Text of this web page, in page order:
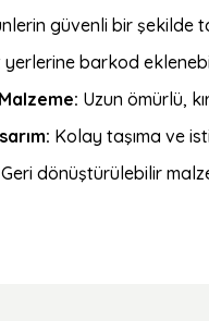
güvenli bir şekilde
yerlerine barkod
Uzun ömürlü,
Kolay taşıma ve
Geri dönüştürülebilir